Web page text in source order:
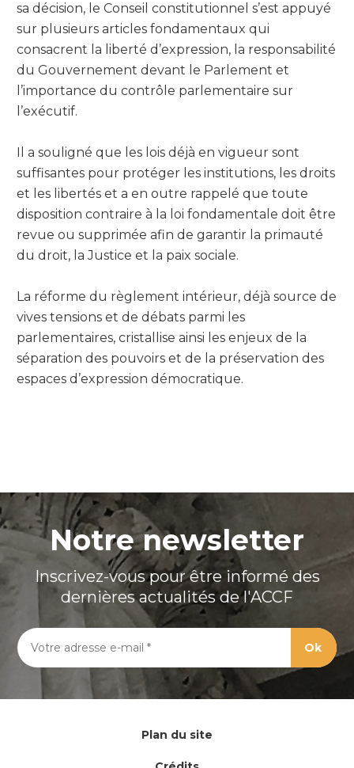
sa décision, le Conseil constitutionnel s’est appuyé
sur plusieurs articles fondamentaux qui
consacrent la liberté d’expression, la responsabilité
du Gouvernement devant le Parlement et
l’importance du contrôle parlementaire sur
l’exécutif.
Il a souligné que les lois déjà en vigueur sont
suffisantes pour protéger les institutions, les droits
et les libertés et a en outre rappelé que toute
disposition contraire à la loi fondamentale doit être
revue ou supprimée afin de garantir la primauté
du droit, la Justice et la paix sociale.
La réforme du règlement intérieur, déjà source de
vives tensions et de débats parmi les
parlementaires, cristallise ainsi les enjeux de la
séparation des pouvoirs et de la préservation des
espaces d’expression démocratique.
Notre newsletter
Inscrivez-vous pour être informé des
dernières actualités de l'ACCF
Plan du site